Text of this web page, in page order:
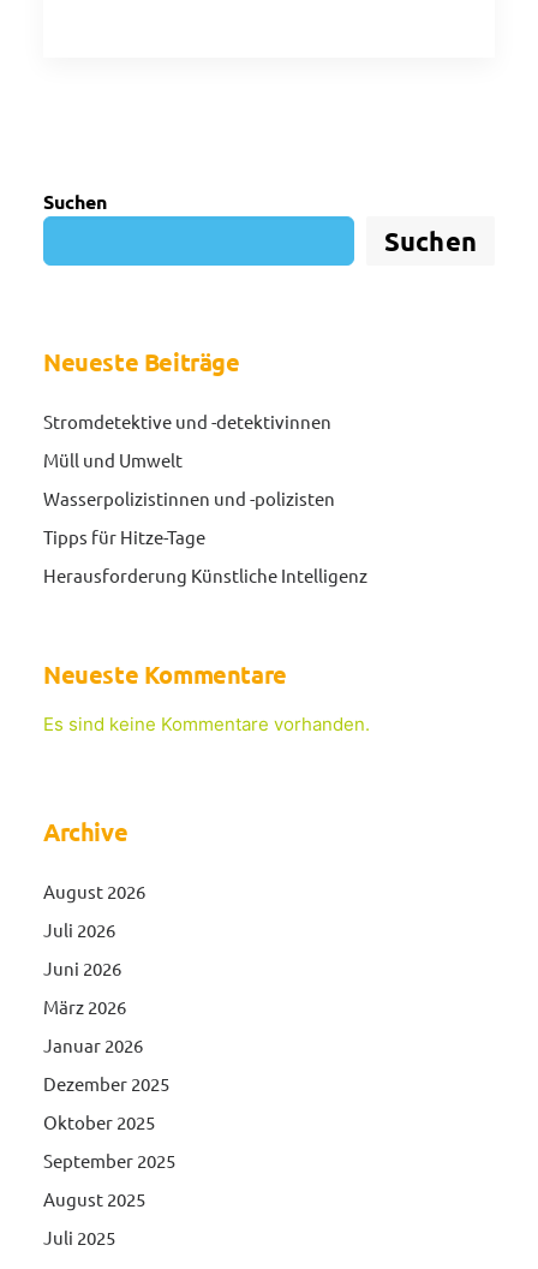
Suchen
Suchen
Neueste Beiträge
Stromdetektive und -detektivinnen
Müll und Umwelt
Wasserpolizistinnen und -polizisten
Tipps für Hitze-Tage
Herausforderung Künstliche Intelligenz
Neueste Kommentare
Es sind keine Kommentare vorhanden.
Archive
August 2026
Juli 2026
Juni 2026
März 2026
Januar 2026
Dezember 2025
Oktober 2025
September 2025
August 2025
Juli 2025